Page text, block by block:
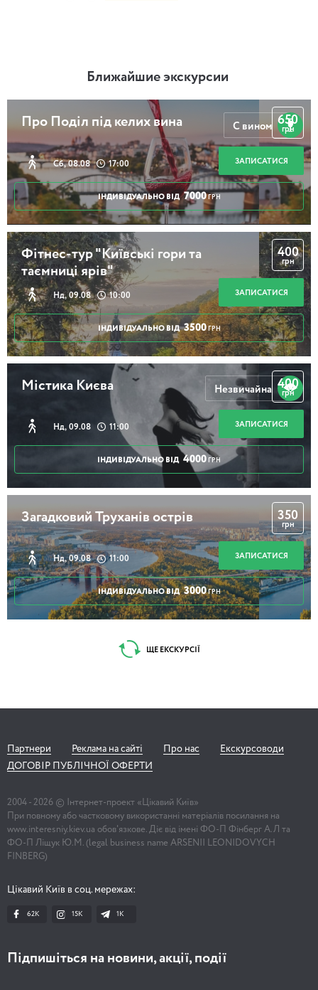
Ближайшие экскурсии
Про Поділ під келих вина
Сб, 08.08 17:00
650
грн
ЗАПИСАТИСЯ
ІНДИВІДУАЛЬНО ВІД 7000 ГРН
С вином
Фітнес-тур "Київські гори та
таємниці ярів"
Нд, 09.08 10:00
400
грн
ЗАПИСАТИСЯ
ІНДИВІДУАЛЬНО ВІД 3500 ГРН
Містика Києва
Нд, 09.08 11:00
400
грн
ЗАПИСАТИСЯ
ІНДИВІДУАЛЬНО ВІД 4000 ГРН
Незвичайна
Загадковий Труханів острів
Нд, 09.08 11:00
350
грн
ЗАПИСАТИСЯ
ІНДИВІДУАЛЬНО ВІД 3000 ГРН
ЩЕ ЕКСКУРСІЇ
Партнери Реклама на сайті Про нас
Екскурсоводи
ДОГОВІР ПУБЛІЧНОЇ ОФЕРТИ
2004 - 2026 © Інтернет-проект «Цікавий Київ»
При повному або частковому використанні матеріалів посилання на
www.interesniy.kiev.ua обов'язкове. Діє від імені ФО-П Фінберг А.Л та
ФО-П Ліщук Ю.М. (legal business name ARSENII LEONIDOVYCH
FINBERG)
Цікавий Київ в соц. мережах:
62K 15K 1К
Підпишіться на новини, акції, події